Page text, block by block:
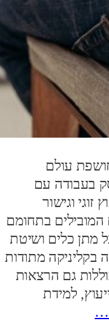
עולם
בעבודה עם
זוגי וגישור
בתחומם
מתן כלים ושיטת
בקליניקה מתודות
גם הרצאות
למידת
…